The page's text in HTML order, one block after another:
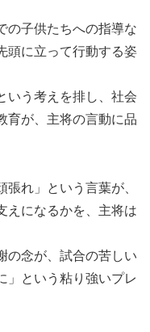
の子供たちへの指導な
頭に立って行動する姿
いう考えを排し、社会
育が、主将の言動に品
れ」という言葉が、
えになるかを、主将は
の念が、試合の苦しい
」という粘り強いプレ